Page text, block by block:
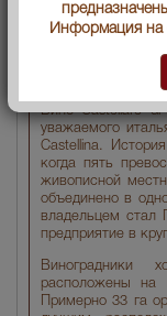
Вино Castellare di
уважаемого
Castellina.
когда пять
живописной
объединено в
владельцем стал
предприятие в
расположены на
Примерно 33 га
Информация на